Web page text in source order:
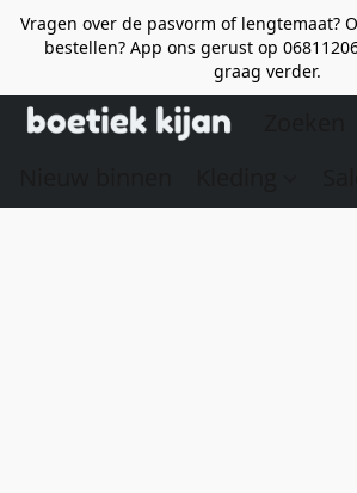
Vragen over de pasvorm of lengtemaat?
bestellen? App ons gerust op
graag verder.